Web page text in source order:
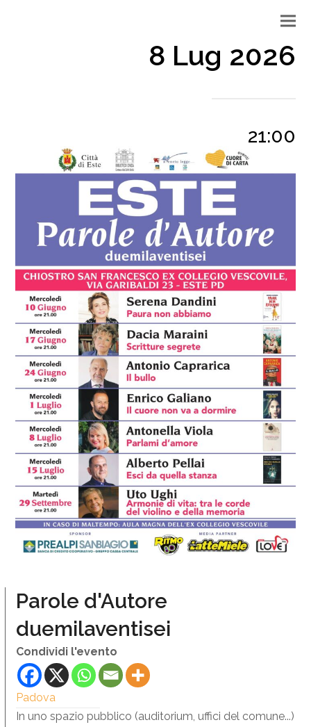
8 Lug 2026
21:00
Parole d'Autore
duemilaventisei
Condividi l'evento
Padova
In uno spazio pubblico (auditorium, uffici del comune...)